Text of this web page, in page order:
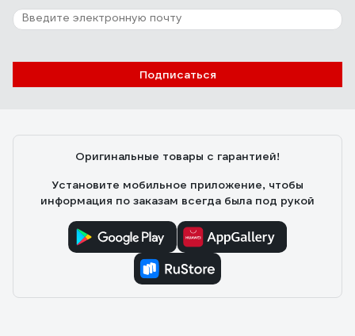
Подписаться
Оригинальные товары с гарантией!
Установите мобильное приложение, чтобы
информация по заказам всегда была под рукой